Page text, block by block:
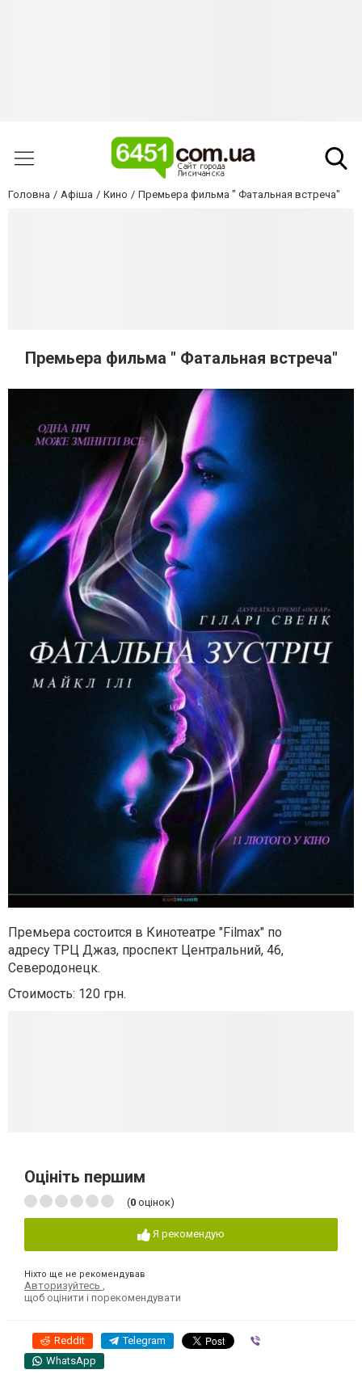
Головна Афіша Кино Премьера фильма " Фатальная встреча"
Премьера фильма " Фатальная встреча"
Премьера состоится в Кинотеатре "Filmax" по
адресу ТРЦ Джаз, проспект Центральний, 46,
Северодонецк.
Стоимость: 120 грн.
Оцініть першим
(0 оцінок)
Я рекомендую
Ніхто ще не рекомендував
Авторизуйтесь
щоб оцінити і порекомендувати
Reddit Telegram
WhatsApp